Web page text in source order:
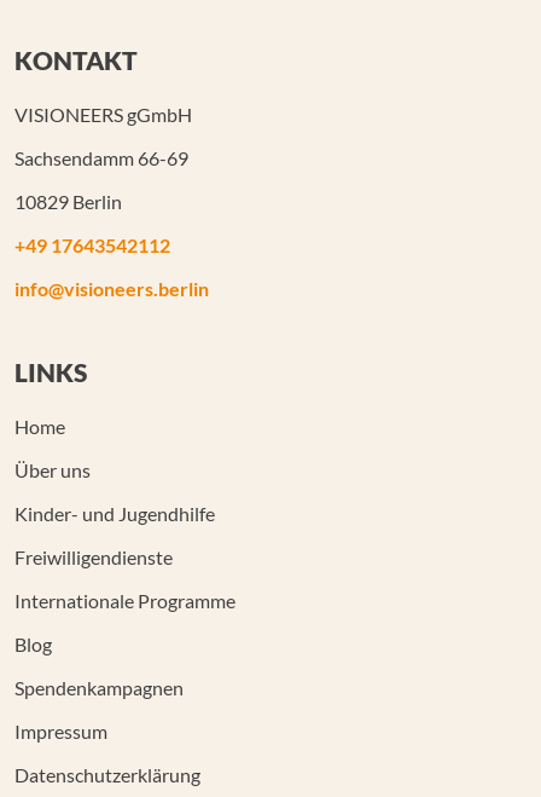
KONTAKT
VISIONEERS gGmbH
Sachsendamm 66-69
10829 Berlin
+49 17643542112
info@visioneers.berlin
LINKS
Home
Über uns
Kinder- und Jugendhilfe
Freiwilligendienste
Internationale Programme
Blog
Spendenkampagnen
Impressum
Datenschutzerklärung